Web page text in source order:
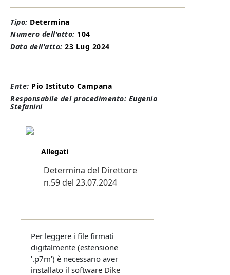
Tipo: Determina
Numero dell'atto: 104
Data dell'atto: 23 Lug 2024
Ente: Pio Istituto Campana
Responsabile del procedimento: Eugenia
Stefanini
Allegati
Determina del Direttore
n.59 del 23.07.2024
Per leggere i file firmati
digitalmente (estensione
'.p7m') è necessario aver
installato il software Dike